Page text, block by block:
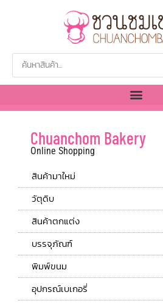
Chuanchom Bakery
Online Shopping
สินค้ามาใหม่
วัตุดิบ
สินค้าตกแต่ง
บรรจุภัณฑ์
พิมพ์ขนม
อุปกรณ์เบเกอรี่